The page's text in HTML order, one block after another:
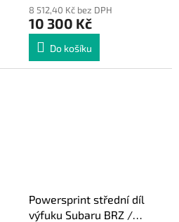
8 512,40 Kč bez DPH
10 300 Kč
Do košíku
Powersprint střední díl
výfuku Subaru BRZ /